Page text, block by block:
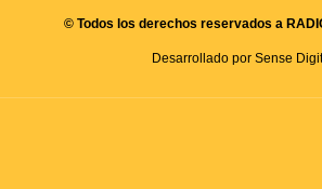
© Todos los derechos reservados a
Desarrollado por Sense